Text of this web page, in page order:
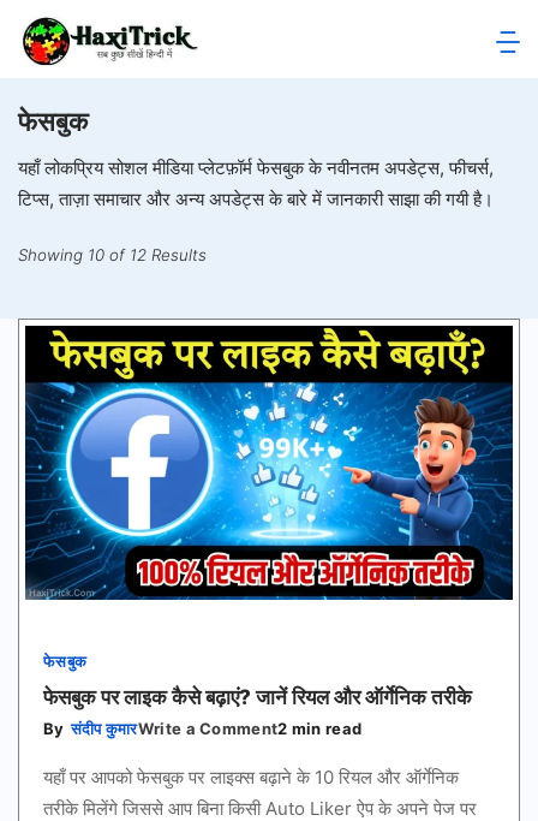
Skip
सब
हिंदी
में
फेसबुक
यहाँ लोकप्रिय सोशल मीडिया प्लेटफ़ॉर्म फेसबुक के नवीनतम अपडेट्स, फीचर्स,
टिप्स, ताज़ा समाचार और अन्य अपडेट्स के बारे में जानकारी साझा की गयी है।
Showing 10 of 12 Results
फेसबुक
फेसबुक पर लाइक कैसे बढ़ाएं? जानें रियल और ऑर्गेनिक तरीके
By संदीप कुमारWrite a Commenton
पर
लाइक
कैसे
2 min read
यहाँ पर आपको फेसबुक पर लाइक्स बढ़ाने के 10 रियल और ऑर्गेनिक
तरीके मिलेंगे जिससे आप बिना किसी Auto Liker ऐप के अपने पेज पर